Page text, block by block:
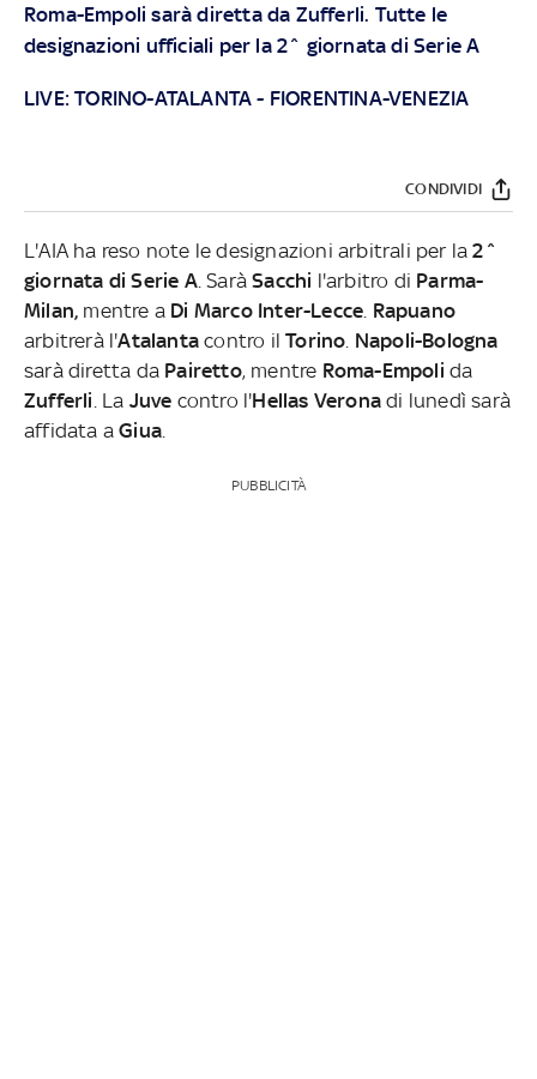
Roma-Empoli sarà diretta da Zufferli. Tutte le
designazioni ufficiali per la 2^ giornata di Serie A
LIVE:TORINO-ATALANTA - FIORENTINA-VENEZIA
CONDIVIDI
L'AIA ha reso note le designazioni arbitrali per la2^
giornata di Serie A. SaràSacchi l'arbitro di Parma-
Milan, mentre a Di Marco Inter-Lecce Rapuano
arbitrerà l'Atalanta contro ilTorino Napoli-Bologna
sarà diretta da Pairetto, mentre Roma-Empolida
Zufferli . La Juve contro l'Hellas Verona di lunedì sarà
affidata aGiua
PUBBLICITÀ